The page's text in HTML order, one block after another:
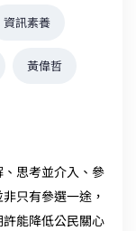
資訊素養
黃偉哲
思考並介入、參
只有參選一途，
能降低公民關心